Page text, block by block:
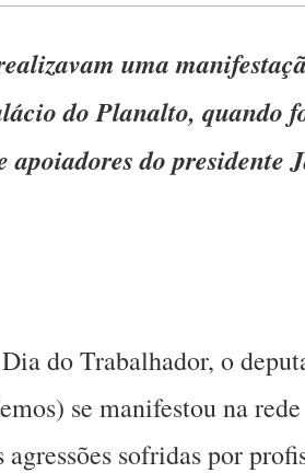
uma
do Planalto, quando
apoiadores do presidente
do Trabalhador, o
se manifestou na
sofridas por